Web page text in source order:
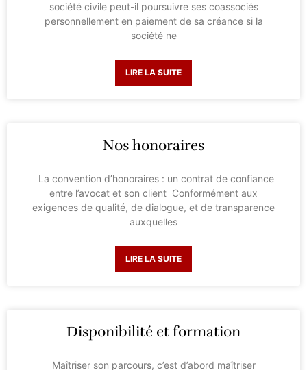
société civile peut-il poursuivre ses coassociés
personnellement en paiement de sa créance si la
société ne
LIRE LA SUITE
Nos honoraires
La convention d’honoraires : un contrat de confiance
entre l’avocat et son client Conformément aux
exigences de qualité, de dialogue, et de transparence
auxquelles
LIRE LA SUITE
Disponibilité et formation
Maîtriser son parcours, c’est d’abord maîtriser